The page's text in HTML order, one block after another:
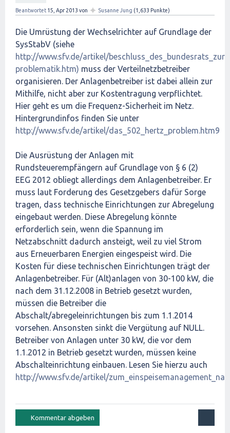
Beantwortet 15, Apr 2013 von ✦ Susanne Jung (1,633 Punkte)
Die Umrüstung der Wechselrichter auf Grundlage der
SysStabV (siehe
http://www.sfv.de/artikel/
problematik.htm) muss der Verteilnetzbetreiber
organisieren. Der Anlagenbetreiber ist dabei allein zur
Mithilfe, nicht aber zur Kostentragung verpflichtet.
Hier geht es um die Frequenz-Sicherheit im Netz.
Hintergrundinfos finden Sie unter
http://www.sfv.de/artikel/das_502_hertz_problem.htm9
Die Ausrüstung der Anlagen mit
Rundsteuerempfängern auf Grundlage von § 6 (2)
EEG 2012 obliegt allerdings dem Anlagenbetreiber. Er
muss laut Forderung des Gesetzgebers dafür Sorge
tragen, dass technische Einrichtungen zur Abregelung
eingebaut werden. Diese Abregelung könnte
erforderlich sein, wenn die Spannung im
Netzabschnitt dadurch ansteigt, weil zu viel Strom
aus Erneuerbaren Energien eingespeist wird. Die
Kosten für diese technischen Einrichtungen trägt der
Anlagenbetreiber. Für (Alt)anlagen von 30-100 kW, die
nach dem 31.12.2008 in Betrieb gesetzt wurden,
müssen die Betreiber die
Abschalt/abregeleinrichtungen bis zum 1.1.2014
vorsehen. Ansonsten sinkt die Vergütung auf NULL.
Betreiber von Anlagen unter 30 kW, die vor dem
1.1.2012 in Betrieb gesetzt wurden, müssen keine
Abschalteinrichtung einbauen. Lesen Sie hierzu auch
http://www.sfv.de/artikel/